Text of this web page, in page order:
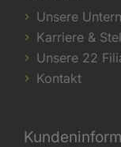
Unsere
Karriere &
Unsere 22
Kontakt